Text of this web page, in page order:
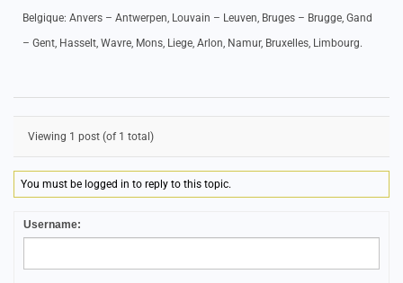
Belgique: Anvers – Antwerpen, Louvain – Leuven, Bruges – Brugge, Gand
– Gent, Hasselt, Wavre, Mons, Liege, Arlon, Namur, Bruxelles, Limbourg.
Viewing 1 post (of 1 total)
You must be logged in to reply to this topic.
Username: